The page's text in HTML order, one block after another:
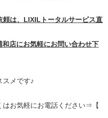
頼は、LIXILトータルサービス直
店にお気軽にお問い合わせ下
スメです♪
はお気軽にお電話ください⇒【